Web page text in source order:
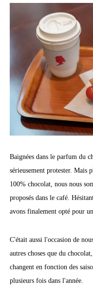
Baignées dans le parfum du
sérieusement protester. Mais
100% chocolat, nous nous
proposés dans le café.
avons finalement opté pour
C'était aussi l'occasion de
autres choses que du
changent en fonction des
plusieurs fois dans l'année.